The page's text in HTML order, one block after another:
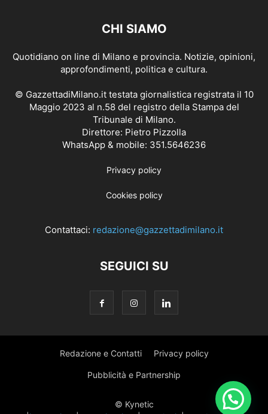
CHI SIAMO
Quotidiano on line di Milano e provincia. Notizie, opinioni,
approfondimenti, politica e cultura.
© GazzettadiMilano.it testata giornalistica registrata il 10
Maggio 2023 al n.58 del registro della Stampa del
Tribunale di Milano.
Direttore: Pietro Pizzolla
WhatsApp & mobile: 351.5646236
Privacy policy
Cookies policy
Contattaci: redazione@gazzettadimilano.it
SEGUICI SU
Redazione e Contatti Privacy policy
Pubblicità e Partnership
© Kynetic